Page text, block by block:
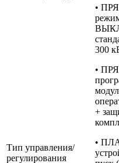
Тип управления/
регулирования
•
300
•
+
•